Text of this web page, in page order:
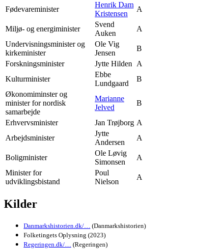
Fødevareminister
Henrik Dam
Kristensen
A
Miljø- og energiminister
Svend
Auken
A
Undervisningsminister og
kirkeminister
Ole Vig
Jensen
B
Forskningsminister
Jytte Hilden
A
Kulturminister
Ebbe
Lundgaard
B
Økonomiminster og
minister for nordisk
samarbejde
Marianne
Jelved
B
Erhvervsminister Jan Trøjborg A
Arbejdsminister
Jytte
Andersen
A
Boligminister
Ole Løvig
Simonsen
A
Minister for
udviklingsbistand
Poul
Nielson
A
Kilder
Danmarkshistorien.dk/… (Danmarkshistorien)
Folketingets Oplysning (2023)
Regeringen.dk/… (Regeringen)